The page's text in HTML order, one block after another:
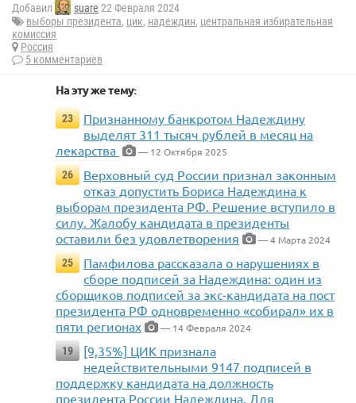
Добавил suare 22 Февраля 2024
выборы президента, цик, надеждин, центральная избирательная
комиссия
Россия
5 комментариев
На эту же тему:
23
Признанному банкротом Надеждину
выделят 311 тысяч рублей в месяц на
лекарства
— 12 Октября 2025
26
Верховный суд России признал законным
отказ допустить Бориса Надеждина к
выборам президента РФ. Решение вступило в
силу. Жалобу кандидата в президенты
оставили без удовлетворения
— 4 Марта 2024
25
Памфилова рассказала о нарушениях в
сборе подписей за Надеждина: один из
сборщиков подписей за экс-кандидата на пост
президента РФ одновременно «собирал» их в
пяти регионах
— 14 Февраля 2024
19
[9,35%] ЦИК признала
недействительными 9147 подписей в
поддержку кандидата на должность
президента России Надеждина. Для